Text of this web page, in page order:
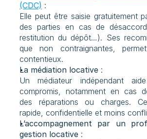
(CDC) :
Elle peut être saisie gratuitement
des parties en cas de
restitution du dépôt…). Ses
que non contraignantes,
contentieux.
La médiation locative :
Un médiateur indépendant
compromis, notamment en cas
des réparations ou charges.
rapide, confidentielle et moins
L’accompagnement par un
gestion locative :